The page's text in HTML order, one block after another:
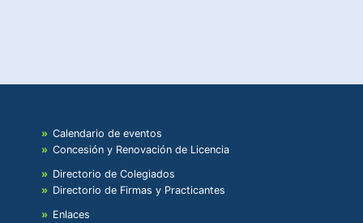
Calendario de eventos
Concesión y Renovación de Licencia
Directorio de Colegiados
Directorio de Firmas y Practicantes
Enlaces